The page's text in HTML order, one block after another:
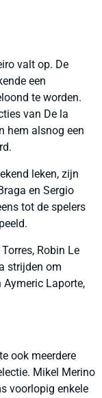
valt op. De
een
te worden.
van De la
hem alsnog een
leken, zijn
en Sergio
tot de spelers
Robin Le
strijden om
Aymeric Laporte,
ook meerdere
Mikel Merino
voorlopig enkele